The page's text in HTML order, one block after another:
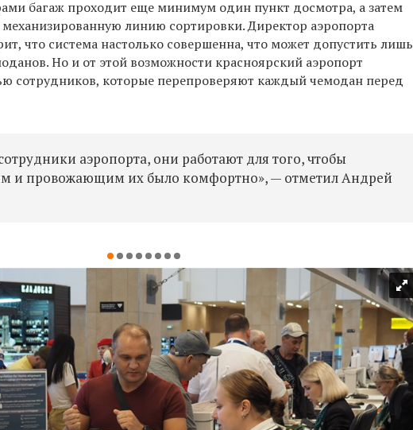
багаж проходит еще минимум один пункт досмотра, а затем
линию сортировки. Директор аэропорта
что система настолько совершенна, что может допустить лишь
Но и от этой возможности красноярский аэропорт
сотрудников, которые перепроверяют каждый чемодан перед
аэропорта, они работают для того, чтобы
и провожающим их было комфортно», — отметил Андрей